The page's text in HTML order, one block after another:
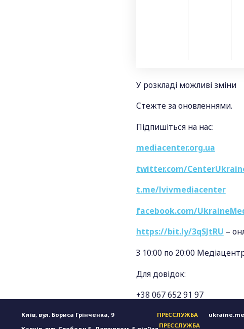
У розкладі можливі зміни
Стежте за оновленнями.
Підпишіться на нас:
mediacenter.org.ua
twitter.com/
t.me/lvivmediacenter
facebook.com/
https://bit.ly/3qSJtRU –
З 10:00 по 20:00
Для довідок:
+38 067 652 91 97
Київ, вул. Бориса Грінченка, 9 ПРЕССЛУЖБА
ПРЕССЛУЖБА